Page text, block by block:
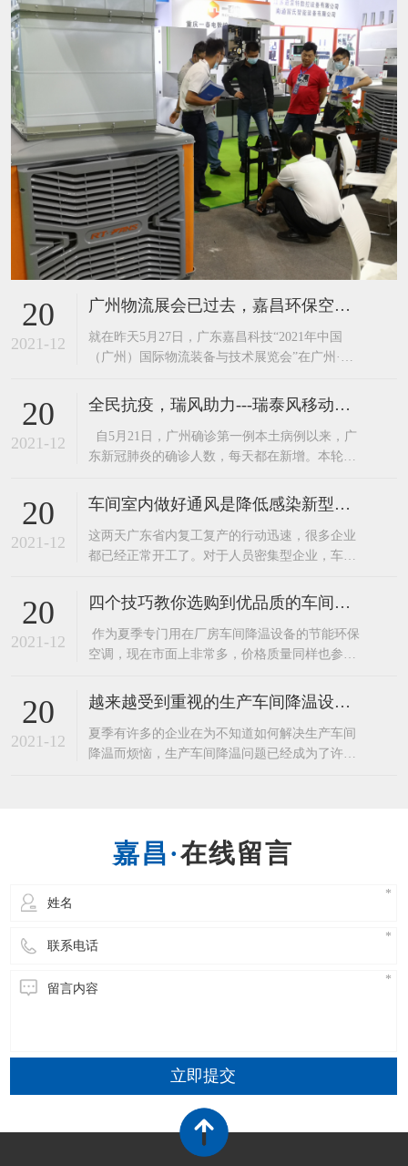
20
2021-12
广州物流展会已过去，嘉昌环保空调工业风扇又迎来到了重庆展
​就在昨天5月27日，广东嘉昌科技“2021年中国
（广州）国际物流装备与技术展览会”在广州·中
大核心产品“环保空调”和“工业大风扇”更是吸引
了不少来人在展区了解产品。广东嘉昌在展会的
技术人员可是接待了一波又一波咨询的客人。这
么多年，广东嘉昌已经为韵达、跨境物
20
2021-12
全民抗疫，瑞风助力---瑞泰风移动环保空调厂家关爱在行动
自5月21日，广州确诊第一例本土病例以来，广
东新冠肺炎的确诊人数，每天都在新增。本轮疫
传播速度快，传播能力强。 作为与广州毗邻的东
莞，为确保广大民众的安全，于6月7日启动全员
核酸检测。正值盛夏，酷暑难耐，白天的最高温
度都在30度以上
20
2021-12
车间室内做好通风是降低感染新型病毒的有效措施。
​这两天广东省内复工复产的行动迅速，很多企业
都已经正常开工了。对于人员密集型企业，车间
一。加强工作场所通风换气，保持室内空气流
通。装了环保空调和工业大风扇的企业可以开
启。这里要注意了环保空调不要开启制冷，只送
风就好啦。如洁净车间、有温湿度要求和其他需
20
2021-12
四个技巧教你选购到优品质的车间降温设备—节能环保空调
​ 作为夏季专门用在厂房车间降温设备的节能环保
空调，现在市面上非常多，价格质量同样也参差
了节约成本都选择低价产品，下面嘉昌通风小编
就为大家介绍几个选购优品质节能环保空调的小
技巧给大家。1、看外型。外型越光洁、美观的产
品，其应用的模具精密度就越高。2
20
2021-12
越来越受到重视的生产车间降温设备——东莞环保空调
​夏季有许多的企业在为不知道如何解决生产车间
降温而烦恼，生产车间降温问题已经成为了许多
度左右，温度可以自由调节，温度非常的均匀，
在线留言
立即提交